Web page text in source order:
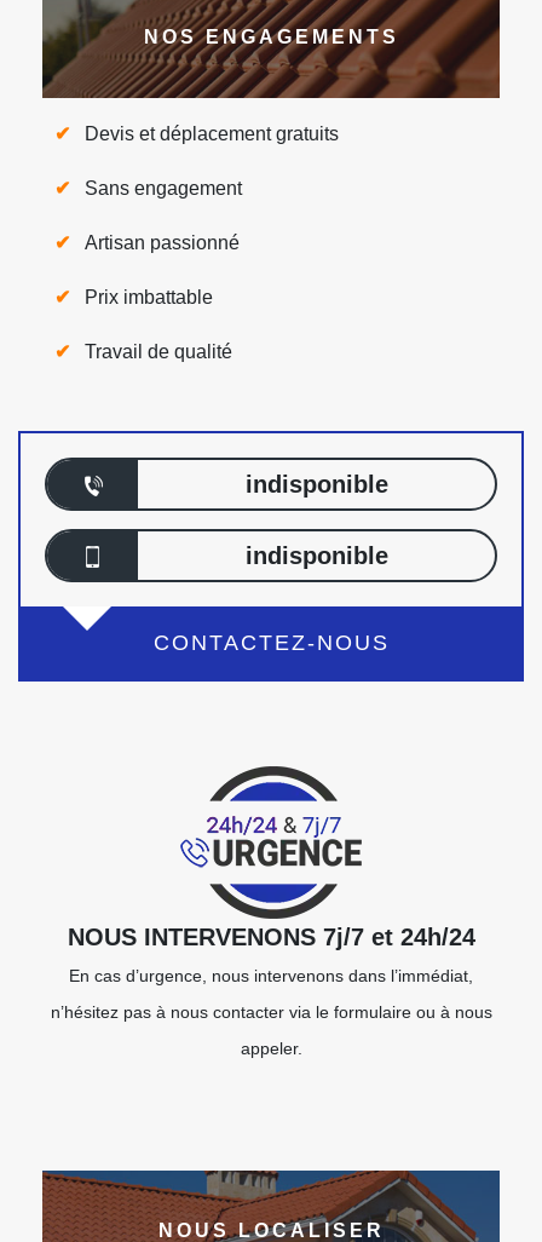
NOS ENGAGEMENTS
Devis et déplacement gratuits
Sans engagement
Artisan passionné
Prix imbattable
Travail de qualité
indisponible
indisponible
CONTACTEZ-NOUS
NOUS INTERVENONS 7j/7 et 24h/24
En cas d’urgence, nous intervenons dans l’immédiat,
n’hésitez pas à nous contacter via le formulaire ou à nous
appeler.
NOUS LOCALISER